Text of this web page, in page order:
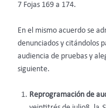
7 Fojas 169 a 174.
En el mismo acuerdo se
denunciados y citándolos
audiencia de pruebas y
siguiente.
Reprogramación de